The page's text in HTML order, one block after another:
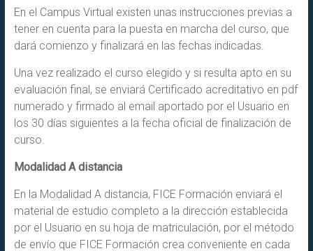
En el Campus Virtual existen unas instrucciones previas a
tener en cuenta para la puesta en marcha del curso, que
dará comienzo y finalizará en las fechas indicadas.
Una vez realizado el curso elegido y si resulta apto en su
evaluación final, se enviará Certificado acreditativo en pdf
numerado y firmado al email aportado por el Usuario en
los 30 días siguientes a la fecha oficial de finalización de
curso.
Modalidad A distancia
En la Modalidad A distancia, FICE Formación enviará el
material de estudio completo a la dirección establecida
por el Usuario en su hoja de matriculación, por el método
de envío que FICE Formación crea conveniente en cada